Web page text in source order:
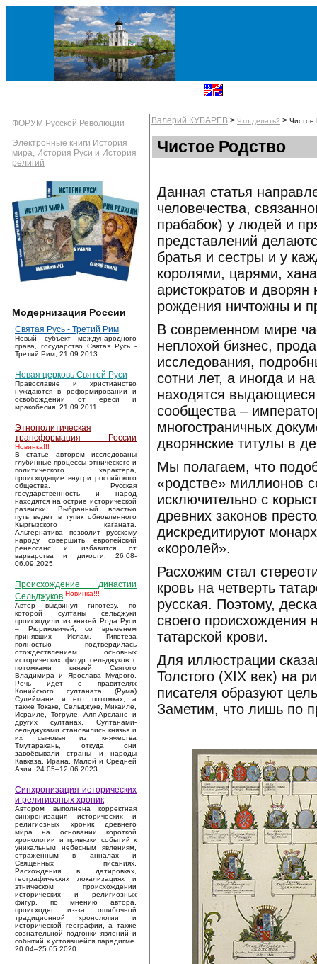
ФОРУМ Русской Революции
Электронные книги История
мира, История Руси и История
религий
Модернизация России
Святая Русь - Третий Рим
Новый субъект международного
права, государство Святая Русь -
Третий Рим, 21.09.2013.
Новая церковь Святой Руси
Православие и христианство
нуждаются в реформировании и
освобождении от ереси и
мракобесия. 21.09.2011.
Этнополитическая
трансформация России
Новинка!!!
В статье автором исследованы
глубинные процессы этнического и
политического характера,
происходящие внутри российского
общества. Русская
государственность и народ
находятся на острие исторической
развилки. Выбранный властью
путь ведет в тупик обновленного
Кыргызского каганата.
Альтернатива позволит русскому
народу совершить европейский
ренессанс и избавится от
варварства и дикости. 26.08-
06.09.2025.
Происхождение династии
Сельджуков Новинка!!!
Автор выдвинул гипотезу, по
которой султаны сельджуки
происходили из князей Рода Руси
– Рюриковичей, со временем
принявших Ислам. Гипотеза
полностью подтвердилась
отождествлением основных
исторических фигур сельджуков с
потомками князей Святого
Владимира и Ярослава Мудрого.
Речь идет о правителях
Конийского султаната (Рума)
Сулеймане и его потомках, а
также Токаке, Сельджуке, Микаиле,
Исраиле, Тогруле, Алп-Арслане и
других султанах. Султанами-
сельджуками становились князья и
их сыновья из княжества
Тмутаракань, откуда они
завоёвывали страны и народы
Кавказа, Ирана, Малой и Средней
Азии. 24.05–12.06.2023.
Синхронизация исторических
и религиозных хроник
Автором выполнена корректная
синхронизация исторических и
религиозных хроник древнего
мира на основании короткой
хронологии и привязки событий к
уникальным небесным явлениям,
отраженным в анналах и
Священных писаниях.
Расхождения в датировках,
географических локализациях и
этническом происхождении
исторических и религиозных
фигур, по мнению автора,
происходят из-за ошибочной
традиционной хронологии и
исторической географии, а также
сознательной подгонки явлений и
событий к устоявшейся парадигме.
20.04–25.05.2020.
Валерий КУБАРЕВ > Что делать? > Чистое
Чистое Родство
Данная статья
человечества,
прабабок) у людей и
представлений
братья и сестры и у
королями, царями,
аристократов и
рождения ничтожны и
В современном мире
неплохой бизнес,
исследования,
сотни лет, а иногда и
находятся
сообщества –
многостраничных
дворянские титулы в
Мы полагаем, что
«родстве» миллионов
исключительно с
древних законов
дискредитируют
«королей».
Расхожим стал
кровь на четверть
русская. Поэтому,
своего происхождения
татарской крови.
Для иллюстрации
Толстого (XIX век) на
писателя образуют
Заметим, что лишь по